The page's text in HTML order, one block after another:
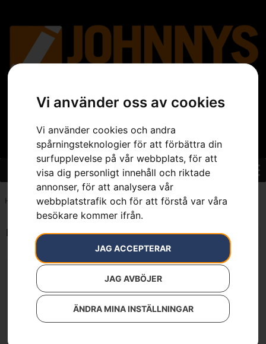
Vi använder oss av cookies
Vi använder cookies och andra
spårningsteknologier för att förbättra din
surfupplevelse på vår webbplats, för att
visa dig personligt innehåll och riktade
annonser, för att analysera vår
webbplatstrafik och för att förstå var våra
besökare kommer ifrån.
JAG ACCEPTERAR
JAG AVBÖJER
ÄNDRA MINA INSTÄLLNINGAR
Hem 7392930270787
Endast ett sökresultat